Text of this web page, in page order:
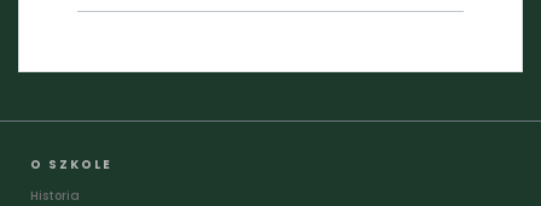
O SZKOLE
Historia